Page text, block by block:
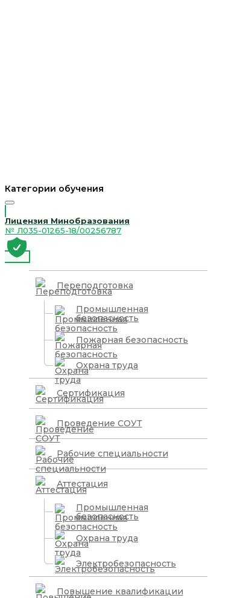
Категории обучения
Лицензия Минобразования
№ Л035-01265-18/00256787
Переподготовка
Промышленная
безопасность
Пожарная безопасность
Охрана труда
Сертификация
Проведение СОУТ
Рабочие специальности
Аттестация
Промышленная
безопасность
Охрана труда
Электробезопасность
Повышение квалификации